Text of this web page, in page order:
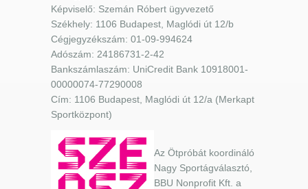
Képviselő: Szemán Róbert ügyvezető
Székhely: 1106 Budapest, Maglódi út 12/b
Cégjegyzékszám: 01-09-994624
Adószám: 24186731-2-42
Bankszámlaszám: UniCredit Bank 10918001-
00000074-77290008
Cím: 1106 Budapest, Maglódi út 12/a (Merkapt
Sportközpont)
Az Ötpróbát koordináló
Nagy Sportágválasztó,
BBU Nonprofit Kft. a